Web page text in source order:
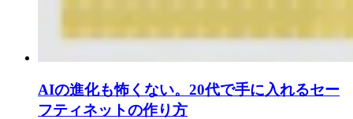
AIの進化も怖くない。20代で手に入れるセー
フティネットの作り方